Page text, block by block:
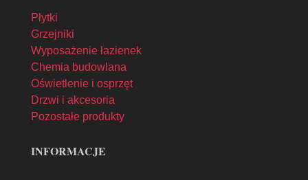
Płytki
Grzejniki
Wyposażenie łazienek
Chemia budowlana
Oświetlenie i osprzęt
Drzwi i akcesoria
Pozostałe produkty
INFORMACJE